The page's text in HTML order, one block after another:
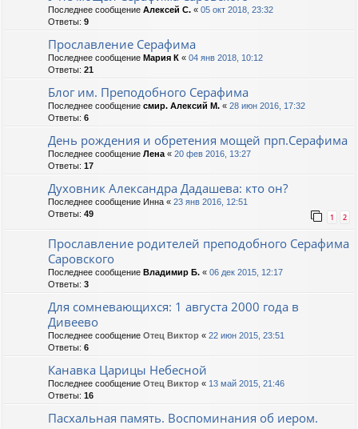
Последнее сообщение Алексей С. « 05 окт 2018, 23:32
Ответы: 9
Прославление Серафима
Последнее сообщение Мария К « 04 янв 2018, 10:12
Ответы: 21
Блог им. Преподобного Серафима
Последнее сообщение смир. Алексий М. « 28 июн 2016, 17:32
Ответы: 6
День рождения и обретения мощей прп.Серафима
Последнее сообщение Лена « 20 фев 2016, 13:27
Ответы: 17
Духовник Александра Дадашева: кто он?
Последнее сообщение Инна « 23 янв 2016, 12:51
Ответы: 49 1 2
Прославление родителей преподобного Серафима
Саровского
Последнее сообщение Владимир Б. « 06 дек 2015, 12:17
Ответы: 3
Для сомневающихся: 1 августа 2000 года в
Дивеево
Последнее сообщение Отец Виктор « 22 июн 2015, 23:51
Ответы: 6
Канавка Царицы Небесной
Последнее сообщение Отец Виктор « 13 май 2015, 21:46
Ответы: 16
Пасхальная память. Воспоминания об иером.